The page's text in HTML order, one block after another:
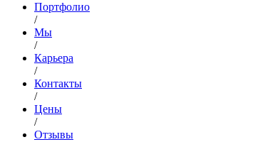
Портфолио
/
Мы
/
Карьера
/
Контакты
/
Цены
/
Отзывы